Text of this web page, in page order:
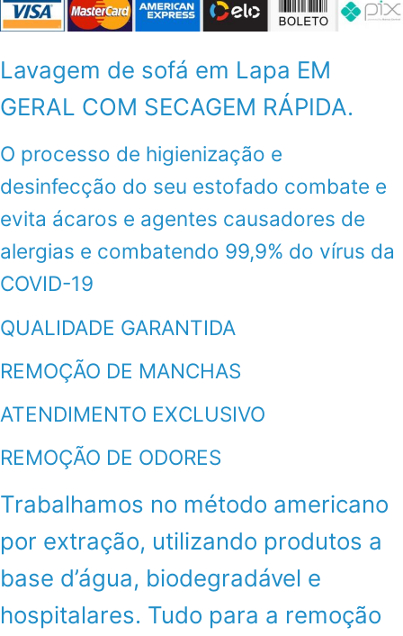
Lavagem de sofá em Lapa EM
GERAL COM SECAGEM RÁPIDA.
O processo de higienização e
desinfecção do seu estofado combate e
evita ácaros e agentes causadores de
alergias e combatendo 99,9% do vírus da
COVID-19
QUALIDADE GARANTIDA
REMOÇÃO DE MANCHAS
ATENDIMENTO EXCLUSIVO
REMOÇÃO DE ODORES
Trabalhamos no método americano
por extração, utilizando produtos a
base d’água, biodegradável e
hospitalares. Tudo para a remoção